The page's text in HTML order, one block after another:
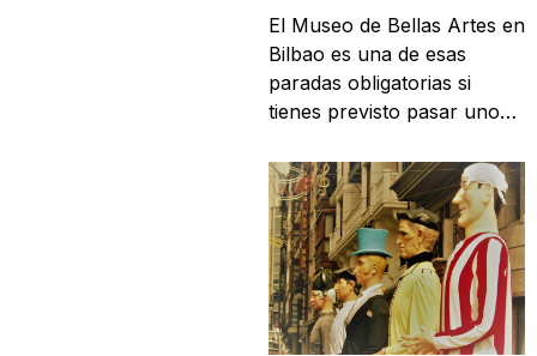
El Museo de Bellas Artes en
Bilbao es una de esas
paradas obligatorias si
tienes previsto pasar unos
ciudad. No en vano,
hablamos de uno de los
Museos de arte pictórico
más importantes de Europa.
De todos los museos de
Bilbao, el Museo Bellas
Artes destaca entre otros